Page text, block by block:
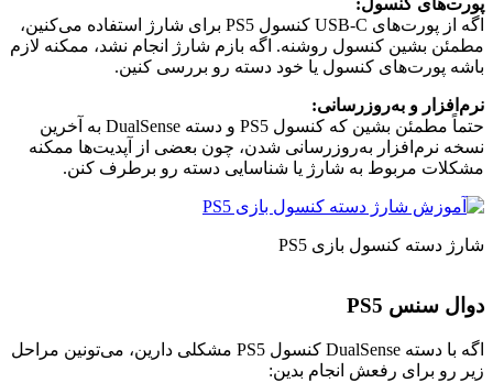
پورت‌های کنسول:
اگه از پورت‌های USB-C کنسول PS5 برای شارژ استفاده می‌کنین،
مطمئن بشین کنسول روشنه. اگه بازم شارژ انجام نشد، ممکنه لازم
باشه پورت‌های کنسول یا خود دسته رو بررسی کنین.
نرم‌افزار و به‌روزرسانی:
حتماً مطمئن بشین که کنسول PS5 و دسته DualSense به آخرین
نسخه نرم‌افزار به‌روزرسانی شدن، چون بعضی از آپدیت‌ها ممکنه
مشکلات مربوط به شارژ یا شناسایی دسته رو برطرف کنن.
شارژ دسته کنسول بازی PS5
دوال سنس PS5
اگه با دسته DualSense کنسول PS5 مشکلی دارین، می‌تونین مراحل
زیر رو برای رفعش انجام بدین: